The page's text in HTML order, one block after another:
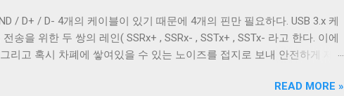
다. 즉, Unix에서도 ONLCR 이 꺼져있다면, LF 를 만났을 때, 다음 줄의
이동한다. Unix 계열 운영 체제에서 윈도우에서 만들어진 파일을 출력
플래그를 끄는 것 만으로도 간단하게 출력할 수 있다. 이외에도 구형
/ D+ / D- 4개의 케이블이 있기 때문에 4개의 핀만 필요하다. USB 3.x 케
송을 위한 두 쌍의 레인( SSRx+ , SSRx- , SSTx+ , SSTx- 라고 한다. 이에
리고 혹시 차폐에 쌓여있을 수 있는 노이즈를 접지로 보내 안전하게 제
처: Wikipedia 이미지 출처: Wikipedia 이 5개의 선을 핀에 연결하기 위해
READ MORE »